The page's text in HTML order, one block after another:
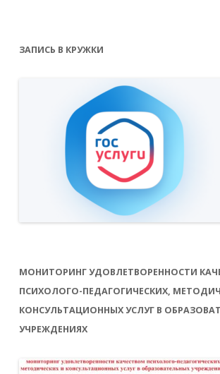
ЗАПИСЬ В КРУЖКИ
МОНИТОРИНГ УДОВЛЕТВОРЕННОСТИ
ПСИХОЛОГО-ПЕДАГОГИЧЕСКИХ,
КОНСУЛЬТАЦИОННЫХ УСЛУГ В
УЧРЕЖДЕНИЯХ